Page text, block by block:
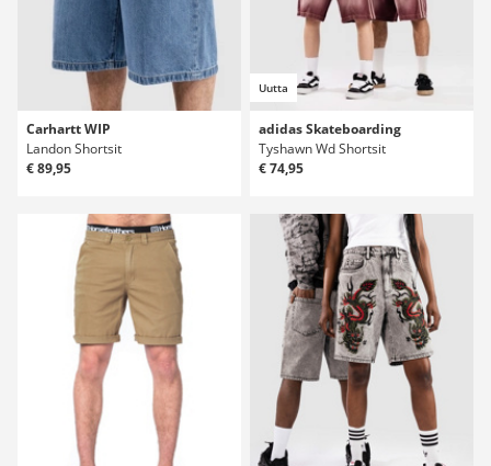
Carhartt WIP
Landon Shortsit
€ 89,95
Uutta
adidas Skateboarding
Tyshawn Wd Shortsit
€ 74,95